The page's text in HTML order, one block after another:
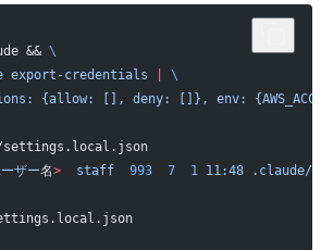
&&
\
export-credentials
\
{allow: [], deny: []}, env:
ザー名>
  staff
  993
  7
  1
11:48 .claude/